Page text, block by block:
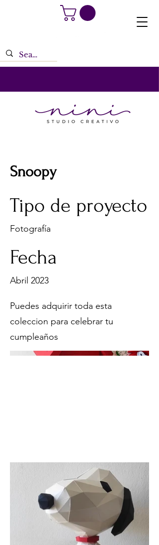
Snoopy
Tipo de proyecto
Fotografía
Fecha
Abril 2023
Puedes adquirir toda esta
coleccion para celebrar tu
cumpleaños